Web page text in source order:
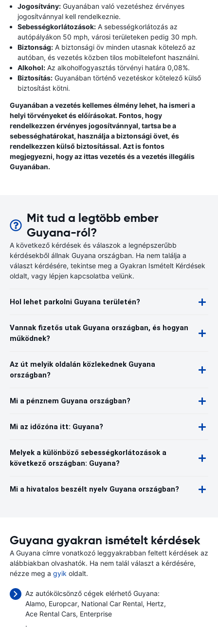
Jogosítvány: Guyanában való vezetéshez érvényes
jogosítvánnyal kell rendelkeznie.
Sebességkorlátozások: A sebességkorlátozás az
autópályákon 50 mph, városi területeken pedig 30 mph.
Biztonság: A biztonsági öv minden utasnak kötelező az
autóban, és vezetés közben tilos mobiltelefont használni.
Alkohol: Az alkoholfogyasztás törvényi határa 0,08%.
Biztosítás: Guyanában történő vezetéskor kötelező külső
biztosítást kötni.
Guyanában a vezetés kellemes élmény lehet, ha ismeri a
helyi törvényeket és előírásokat. Fontos, hogy
rendelkezzen érvényes jogosítvánnyal, tartsa be a
sebességhatárokat, használja a biztonsági övet, és
rendelkezzen külső biztosítással. Azt is fontos
megjegyezni, hogy az ittas vezetés és a vezetés illegális
Guyanában.
Mit tud a legtöbb ember
Guyana-ról?
A következő kérdések és válaszok a legnépszerűbb
kérdésekből állnak Guyana országban. Ha nem találja a
választ kérdésére, tekintse meg a Gyakran Ismételt Kérdések
oldalt, vagy lépjen kapcsolatba velünk.
Hol lehet parkolni Guyana területén?
Vannak fizetős utak Guyana országban, és hogyan
működnek?
Az út melyik oldalán közlekednek Guyana
országban?
Mi a pénznem Guyana országban?
Mi az időzóna itt: Guyana?
Melyek a különböző sebességkorlátozások a
következő országban: Guyana?
Mi a hivatalos beszélt nyelv Guyana országban?
Guyana gyakran ismételt kérdések
A Guyana címre vonatkozó leggyakrabban feltett kérdések az
alábbiakban olvashatók. Ha nem talál választ a kérdésére,
nézze meg a gyik oldalt.
Az autókölcsönző cégek elérhető Guyana:
Alamo Europcar National Car Rental Hertz
Ace Rental Cars Enterprise
.